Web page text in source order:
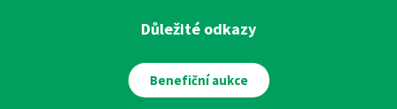
Důležité odkazy
Benefiční aukce